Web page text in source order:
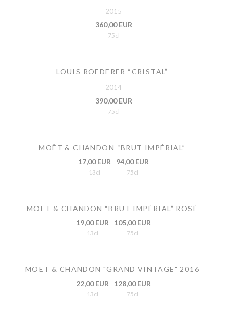
2015
360,00 EUR
75cl
LOUIS ROEDERER “CRISTAL”
2014
390,00 EUR
75cl
MOËT & CHANDON “BRUT IMPÉRIAL”
17,00 EUR
13cl
94,00 EUR
75cl
MOËT & CHANDON “BRUT IMPÉRIAL” ROSÉ
19,00 EUR
13cl
105,00 EUR
75cl
MOËT & CHANDON "GRAND VINTAGE" 2016
22,00 EUR
13cl
128,00 EUR
75cl